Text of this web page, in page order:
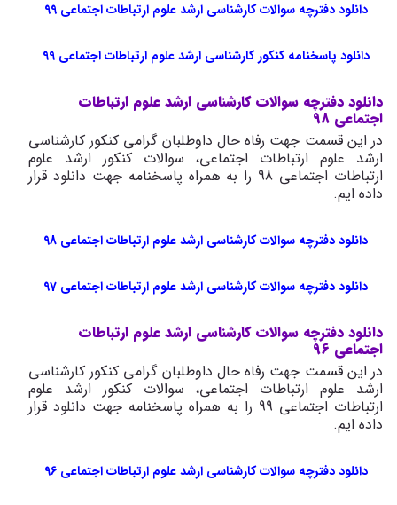
دانلود دفترچه سوالات کارشناسی ارشد علوم ارتباطات اجتماعی 99
دانلود پاسخنامه کنکور کارشناسی ارشد علوم ارتباطات اجتماعی 99
دانلود دفترچه سوالات کارشناسی ارشد علوم ارتباطات
اجتماعی 98
در این قسمت جهت رفاه حال داوطلبان گرامی کنکور کارشناسی
ارشد علوم ارتباطات اجتماعی، سوالات کنکور ارشد علوم
ارتباطات اجتماعی 98 را به همراه پاسخنامه جهت دانلود قرار
داده ایم.
دانلود دفترچه سوالات کارشناسی ارشد علوم ارتباطات اجتماعی 98
دانلود دفترچه سوالات کارشناسی ارشد علوم ارتباطات اجتماعی 97
دانلود دفترچه سوالات کارشناسی ارشد علوم ارتباطات
اجتماعی 96
در این قسمت جهت رفاه حال داوطلبان گرامی کنکور کارشناسی
ارشد علوم ارتباطات اجتماعی، سوالات کنکور ارشد علوم
ارتباطات اجتماعی 99 را به همراه پاسخنامه جهت دانلود قرار
داده ایم.
دانلود دفترچه سوالات کارشناسی ارشد علوم ارتباطات اجتماعی 96